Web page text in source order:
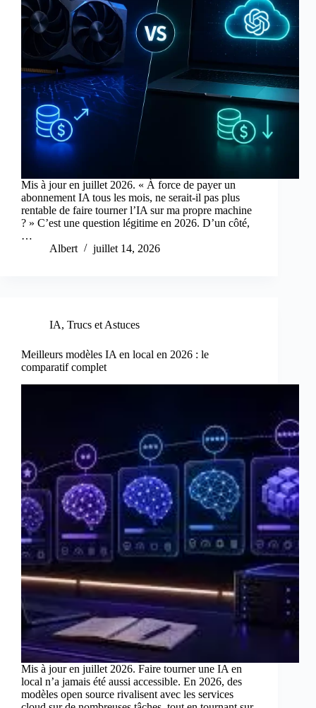
Mis à jour en juillet 2026. « À force de payer un
abonnement IA tous les mois, ne serait-il pas plus
rentable de faire tourner l’IA sur ma propre machine
? » C’est une question légitime en 2026. D’un côté,
…
Albert
juillet 14, 2026
IA, Trucs et Astuces
Meilleurs modèles IA en local en 2026 : le
comparatif complet
Mis à jour en juillet 2026. Faire tourner une IA en
local n’a jamais été aussi accessible. En 2026, des
modèles open source rivalisent avec les services